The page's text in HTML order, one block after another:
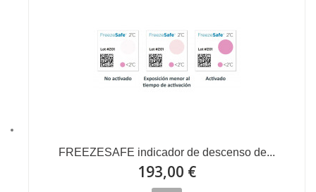
FREEZESAFE indicador de descenso de...
193,00 €